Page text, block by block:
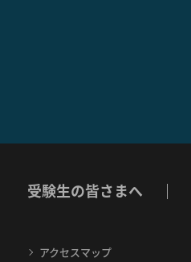
受験生の皆さまへ
アクセスマップ